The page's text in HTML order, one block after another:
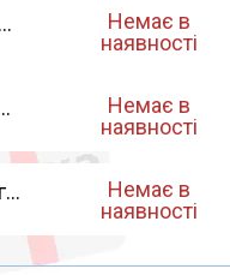
Немає в
наявності
Немає в
наявності
Немає в
наявності